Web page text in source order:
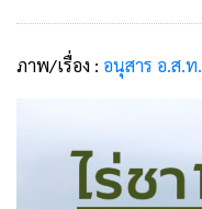
ภาพ/เรื่อง : อนุสาร อ.ส.ท.